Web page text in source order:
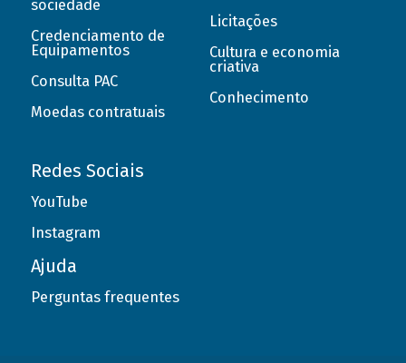
sociedade
Credenciamento de
Equipamentos
Consulta PAC
Moedas contratuais
Licitações
Cultura e economia
criativa
Conhecimento
Redes Sociais
YouTube
Instagram
Ajuda
Perguntas frequentes